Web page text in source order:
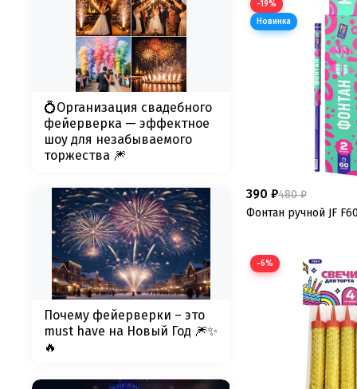
−19%
390 ₽480 ₽
Фонтан ручной JF
−6%
💍Организация свадебного
фейерверка — эффектное
шоу для незабываемого
торжества 🎆
Почему фейерверки – это
must have на Новый Год 🎆✨
🔥